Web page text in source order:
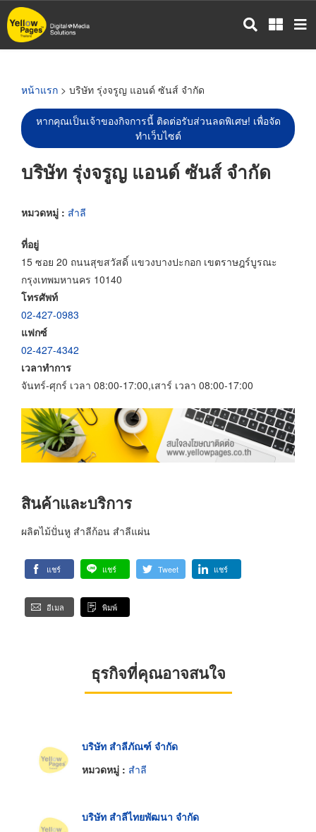
ข้าม
ไป
หน้าแรก > บริษัท รุ่งจรูญ แอนด์ ซันส์ จำกัด
หากคุณเป็นเจ้าของกิจการนี้ ติดต่อรับส่วนลดพิเศษ! เพื่อจัด
ทำเว็บไซต์
บริษัท รุ่งจรูญ แอนด์ ซันส์ จำกัด
หมวดหมู่ : สำลี
ที่อยู่
15 ซอย 20 ถนนสุขสวัสดิ์ แขวงบางปะกอก เขตราษฎร์บูรณะ
กรุงเทพมหานคร 10140
โทรศัพท์
02-427-0983
แฟกซ์
02-427-4342
เวลาทำการ
จันทร์-ศุกร์ เวลา 08:00-17:00,เสาร์ เวลา 08:00-17:00
สินค้าและบริการ
ผลิตไม้ปั่นหู สำลีก้อน สำลีแผ่น
แชร์ แชร์ Tweet แชร์
อีเมล พิมพ์
ธุรกิจที่คุณอาจสนใจ
บริษัท สำลีภัณฑ์ จำกัด
หมวดหมู่ : สำลี
บริษัท สำลีไทยพัฒนา จำกัด